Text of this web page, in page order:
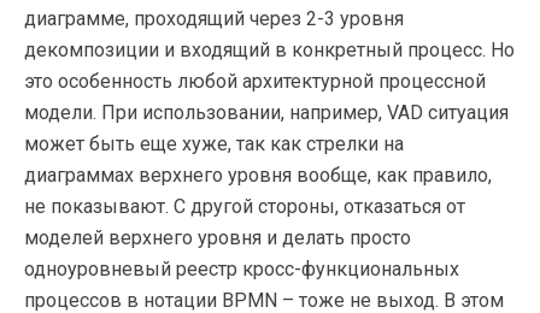
диаграмме, проходящий через 2-3 уровня
декомпозиции и входящий в конкретный процесс. Но
это особенность любой архитектурной процессной
модели. При использовании, например, VAD ситуация
может быть еще хуже, так как стрелки на
диаграммах верхнего уровня вообще, как правило,
не показывают. С другой стороны, отказаться от
моделей верхнего уровня и делать просто
одноуровневый реестр кросс-функциональных
процессов в нотации BPMN – тоже не выход. В этом